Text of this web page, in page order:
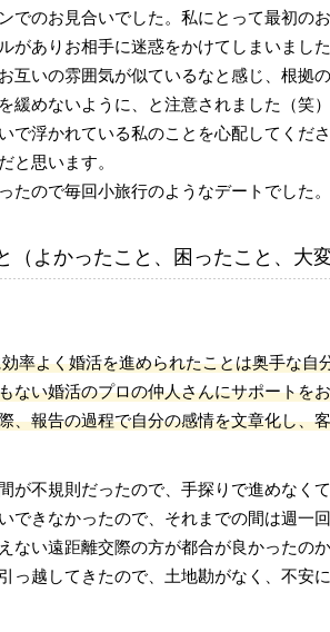
でのお見合いでした。私にとって最初の
がありお相手に迷惑をかけてしまいまし
互いの雰囲気が似ているなと感じ、根拠
緩めないように、と注意されました（笑）
で浮かれている私のことを心配してく
と思います。
たので毎回小旅行のようなデートでした
（よかったこと、困ったこと、大
率よく婚活を進められたことは奥手な自
ない婚活のプロの仲人さんにサポートを
、報告の過程で自分の感情を文章化し、
が不規則だったので、手探りで進めなく
できなかったので、それまでの間は週
ない遠距離交際の方が都合が良かったのか
っ越してきたので、土地勘がなく、不安